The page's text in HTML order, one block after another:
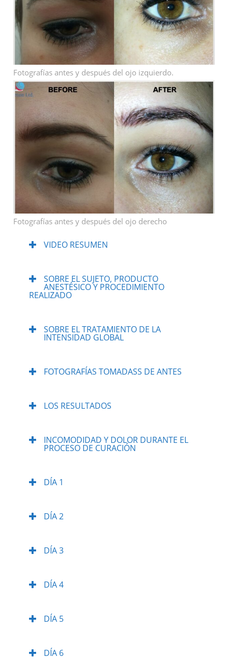
Fotografías antes y después del ojo izquierdo.
Fotografías antes y después del ojo derecho
VIDEO RESUMEN
SOBRE EL SUJETO, PRODUCTO
ANESTÉSICO Y PROCEDIMIENTO
REALIZADO
SOBRE EL TRATAMIENTO DE LA
INTENSIDAD GLOBAL
FOTOGRAFÍAS TOMADASS DE ANTES
LOS RESULTADOS
INCOMODIDAD Y DOLOR DURANTE EL
PROCESO DE CURACIÓN
DÍA 1
DÍA 2
DÍA 3
DÍA 4
DÍA 5
DÍA 6